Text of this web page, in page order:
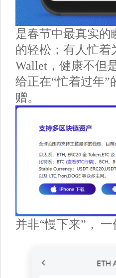
是春节中最真实的
的轻松；有人忙着
Wallet，健康不但
给正在“忙着过年”
赠。
并非“慢下来”， 一